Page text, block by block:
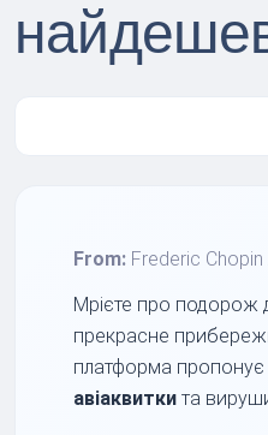
From: Frederic
Мрієте про подорож
прекрасне
платформа
авіаквитки та